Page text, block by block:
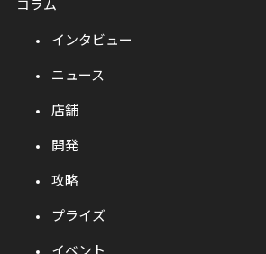
コラム
インタビュー
ニュース
店舗
開発
攻略
プライズ